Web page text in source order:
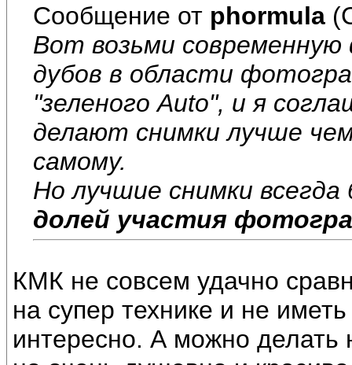
Сообщение от phormula
Вот возьми
дубов в области
"зеленого Auto", и я
делают снимки лучше
самому.
Но лучшие снимки
долей участия
КМК не совсем удачно
на супер технике и не
интересно. А можно